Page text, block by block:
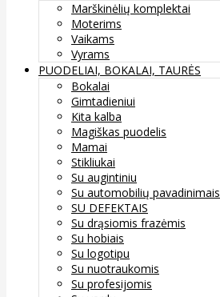
Marškinėlių komplektai
Moterims
Vaikams
Vyrams
PUODELIAI, BOKALAI, TAURĖS
Bokalai
Gimtadieniui
Kita kalba
Magiškas puodelis
Mamai
Stikliukai
Su augintiniu
Su automobilių pavadinimais
SU DEFEKTAIS
Su drąsiomis frazėmis
Su hobiais
Su logotipu
Su nuotraukomis
Su profesijomis